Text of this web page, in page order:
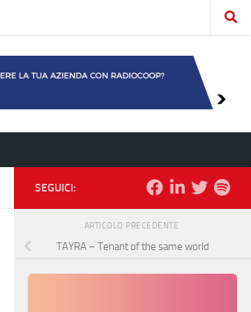
SEGUICI:
ARTICOLO PRECEDENTE
TAYRA – Tenant of the same world